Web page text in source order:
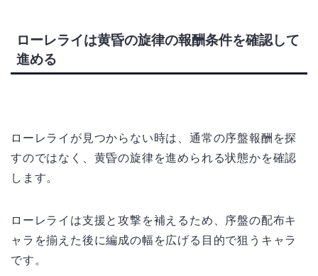
ローレライは黄昏の旋律の報酬条件を確認して
進める
ローレライが見つからない時は、通常の序盤報酬を探
すのではなく、黄昏の旋律を進められる状態かを確認
します。
ローレライは支援と攻撃を補えるため、序盤の配布キ
ャラを揃えた後に編成の幅を広げる目的で狙うキャラ
です。